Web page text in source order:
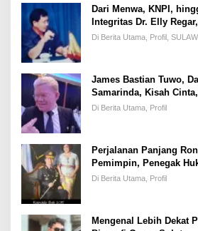
Dari Menwa, KNPI,
Integritas Dr. Elly
yang Disegani Lintas
Di Berita Utama, Profil,
James Bastian Tuwo,
Samarinda, Kisah
Kesuksesan
Di Berita Utama, Profil
Perjalanan Panjang
Pemimpin, Penegak
Keadilan
Di Berita Utama, Profil
Mengenal Lebih Dekat